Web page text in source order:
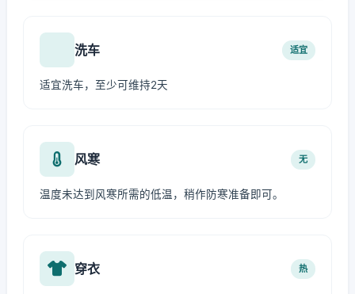
洗车 适宜
适宜洗车，至少可维持2天
风寒 无
温度未达到风寒所需的低温，稍作防寒准备即可。
穿衣 热